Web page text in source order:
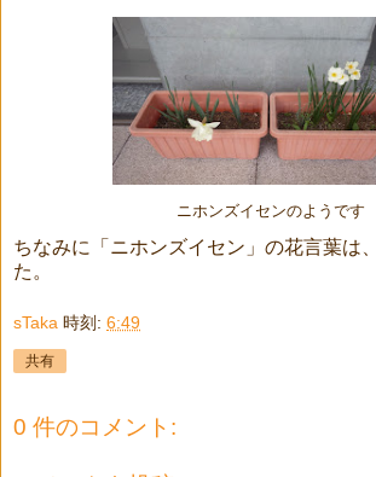
ニホンズイセンのようです
ちなみに「ニホンズイセン」の花言葉は
た。
sTaka 時刻: 6:49
共有
0 件のコメント: